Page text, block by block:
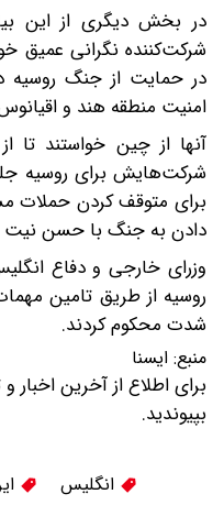
در بخش دیگری از این
شرکت‌کننده نگرانی عمیق
در حمایت از جنگ روسیه
امنیت منطقه هند و اقیانوس
آنها از چین خواستند تا
شرکت‌هایش برای روسیه
برای متوقف کردن حملات
دادن به جنگ با حسن نیت
وزرای خارجی و دفاع
روسیه از طریق تامین
شدت محکوم کردند.
منبع: ایسنا
برای اطلاع از آخرین اخبار
بپیوندید.
انگلیس